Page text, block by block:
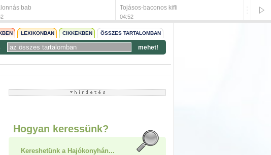
bab Tojásos-baconos kifli
04:52
LEXIKONBAN CIKKEKBEN ÖSSZES TARTALOMBAN
mehet!
Hogyan keressünk?
Kereshetünk a Hajókonyhán...